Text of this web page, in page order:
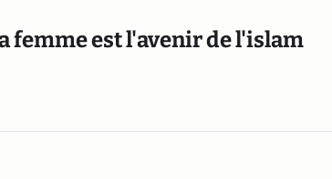
femme est l'avenir de l'islam